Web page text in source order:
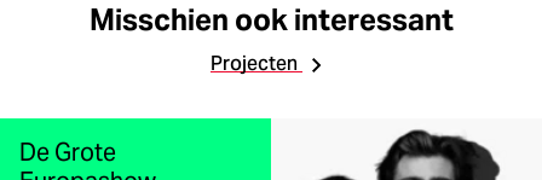
Misschien ook interessant
Projecten
De Grote